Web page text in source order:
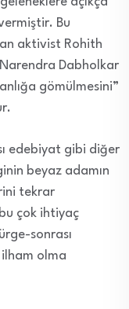
Bu
aktivist Rohith
Dabholkar
gömülmesini”
edebiyat gibi diğer
beyaz adamın
tekrar
çok ihtiyaç
sonrası
olma